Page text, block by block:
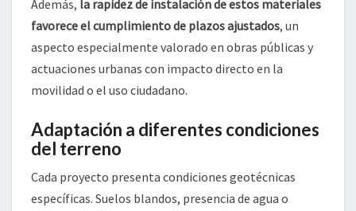
Además, la rapidez de instalación de estos materiales
favorece el cumplimiento de plazos ajustados, un
aspecto especialmente valorado en obras públicas y
actuaciones urbanas con impacto directo en la
movilidad o el uso ciudadano.
Adaptación a diferentes condiciones
del terreno
Cada proyecto presenta condiciones geotécnicas
específicas. Suelos blandos, presencia de agua o